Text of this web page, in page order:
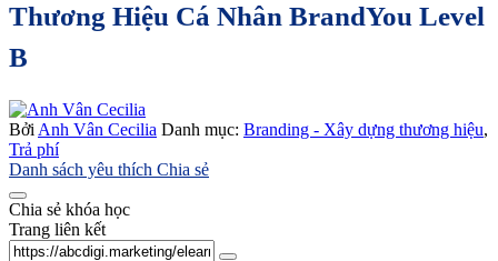
Thương Hiệu Cá Nhân BrandYou Level
B
Bởi Anh Vân Cecilia Danh mục: Branding - Xây dựng thương hiệu,
Trả phí
Danh sách yêu thích Chia sẻ
Chia sẻ khóa học
Trang liên kết